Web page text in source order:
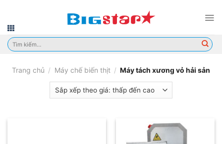
content
Tìm
kiếm:
Trang chủ / Máy chế biến thịt / Máy tách xương vỏ hải sản